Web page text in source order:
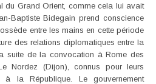
du Grand Orient, comme cela lui avait
Baptiste Bidegain prend conscience
entre les mains en cette période
des relations diplomatiques entre la
suite de la convocation à Rome des
Nordez (Dijon), connus pour leurs
à la République. Le gouvernement